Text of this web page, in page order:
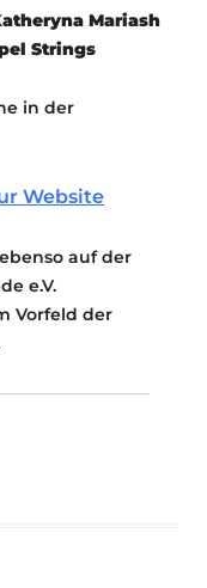
Mariash
Strings
in der
Website
auf der
e.V.
Vorfeld der